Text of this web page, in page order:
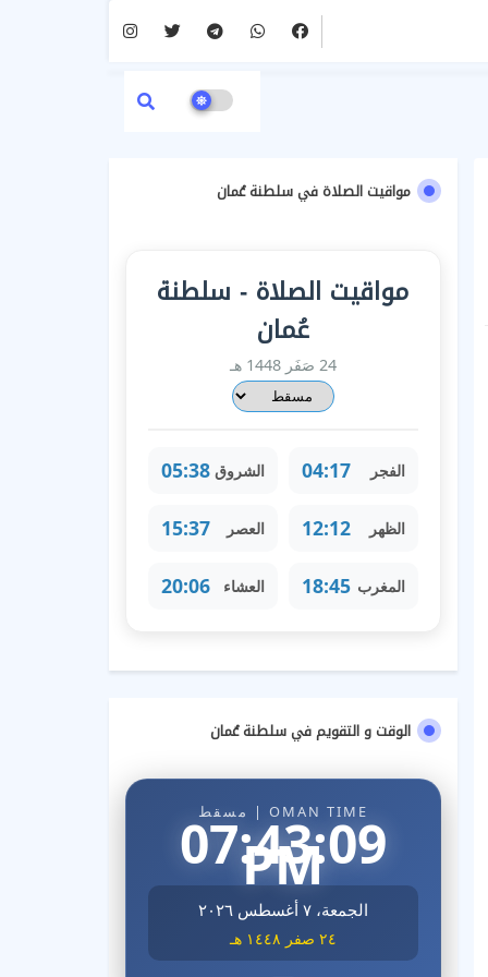
مواقيت الصلاة في سلطنة عُمان
مواقيت الصلاة - سلطنة
عُمان
24 صَفَر 1448 هـ
الفجر 04:17 الشروق 05:38
الظهر 12:12 العصر 15:37
المغرب 18:45 العشاء 20:06
الوقت و التقويم في سلطنة عُمان
OMAN TIME | مسقط
07:43:10
PM
الجمعة، ٧ أغسطس ٢٠٢٦
٢٤ صفر ١٤٤٨ هـ